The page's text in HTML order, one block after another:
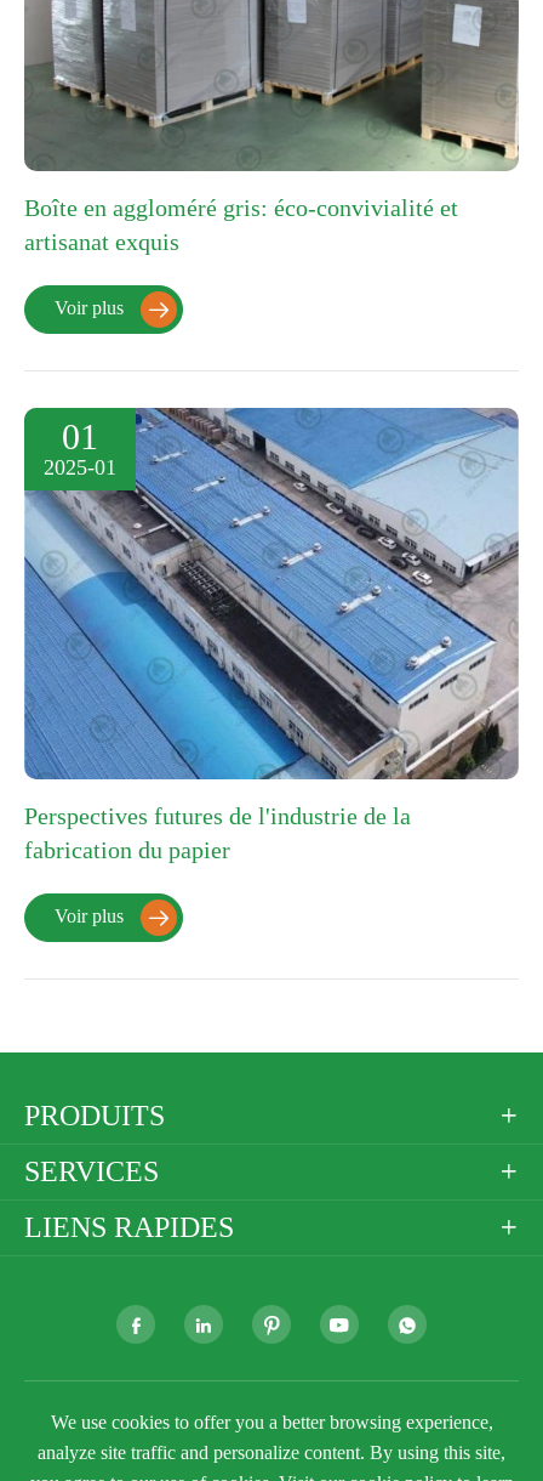
Boîte en aggloméré gris: éco-convivialité et
artisanat exquis
Voir plus 
01
2025-01
Perspectives futures de l'industrie de la
fabrication du papier
Voir plus 
PRODUITS 
SERVICES 
LIENS RAPIDES 
    
Droit d'auteur © Golden Paper Company LimitedTous
droits réservés.

We use cookies to offer you a better browsing experience,
analyze site traffic and personalize content. By using this site,